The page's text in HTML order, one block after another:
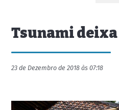
Tsunami deixa
23 de Dezembro de 2018 às 07:18